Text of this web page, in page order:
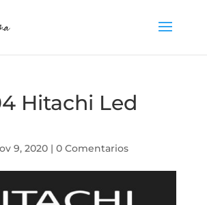
Hitachi Led
9, 2020| 0 Comentarios